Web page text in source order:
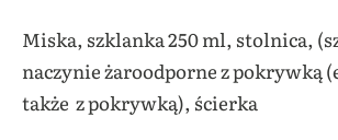
Miska, szklanka 250 ml, stolnica,
naczynie żaroodporne z pokrywką
także z pokrywką), ścierka